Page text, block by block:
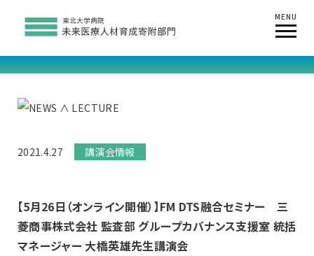
MENU
2021.4.27 講演会情報
【5月26日（オンライン開催）】FM DTS融合セミナー 三
菱商事株式会社 監査部 グループカバナンス支援室 統括
マネージャー 大橋英雄先生講演会